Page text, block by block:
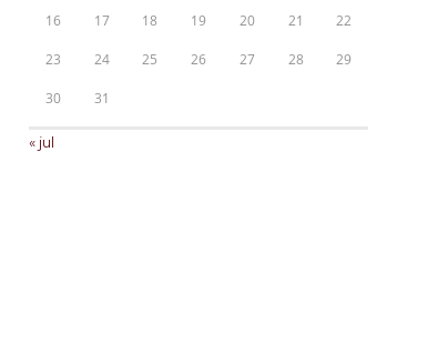
16 17 18 19 20 21 22
23 24 25 26 27 28 29
30 31
« jul